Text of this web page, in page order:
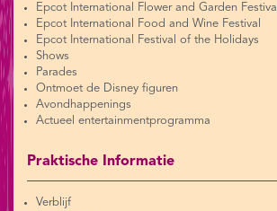
Epcot International Flower and Garden Festival
Epcot International Food and Wine Festival
Epcot International Festival of the Holidays
Shows
Parades
Ontmoet de Disney figuren
Avondhappenings
Actueel entertainmentprogramma
Praktische Informatie
Verblijf